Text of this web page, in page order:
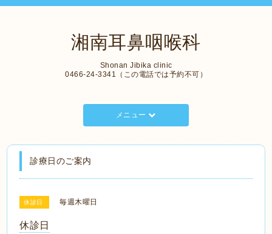
湘南耳鼻咽喉科
Shonan Jibika clinic
0466-24-3341（この電話では予約不可）
メニュー
診療日のご案内
休診日 毎週木曜日
休診日